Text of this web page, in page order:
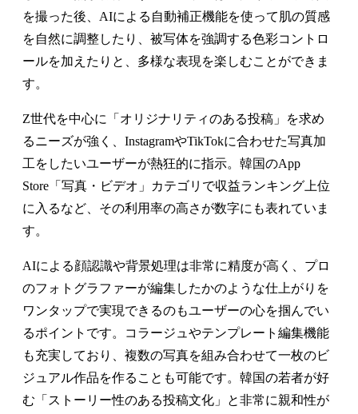
を撮った後、AIによる自動補正機能を使って肌の質感
を自然に調整したり、被写体を強調する色彩コントロ
ールを加えたりと、多様な表現を楽しむことができま
す。
Z世代を中心に「オリジナリティのある投稿」を求め
るニーズが強く、InstagramやTikTokに合わせた写真加
工をしたいユーザーが熱狂的に指示。韓国のApp
Store「写真・ビデオ」カテゴリで収益ランキング上位
に入るなど、その利用率の高さが数字にも表れていま
す。
AIによる顔認識や背景処理は非常に精度が高く、プロ
のフォトグラファーが編集したかのような仕上がりを
ワンタップで実現できるのもユーザーの心を掴んでい
るポイントです。コラージュやテンプレート編集機能
も充実しており、複数の写真を組み合わせて一枚のビ
ジュアル作品を作ることも可能です。韓国の若者が好
む「ストーリー性のある投稿文化」と非常に親和性が